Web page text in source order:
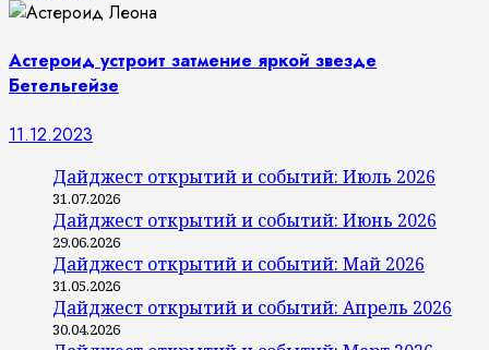
Астероид устроит затмение яркой звезде
Бетельгейзе
11.12.2023
Дайджест открытий и событий: Июль 2026
31.07.2026
Дайджест открытий и событий: Июнь 2026
29.06.2026
Дайджест открытий и событий: Май 2026
31.05.2026
Дайджест открытий и событий: Апрель 2026
30.04.2026